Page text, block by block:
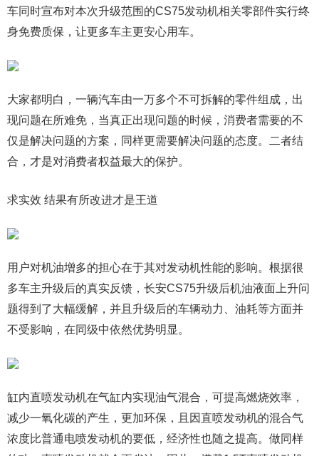
车同时宣布对本次升级范围的CS75发动机相关零部件实行终
身免费质保，让更多车主更安心用车。
大家都明白，一辆汽车由一万多个不可拆解的零件组成，出
现问题在所难免，当真正出现问题的时候，消费者需要的不
仅是解决问题的方案，同样更需要解决问题的态度。二者结
合，才是对消费者权益最大的保护。
求实效 结果有所改进才是王道
用户对机油增多的担心在于其对发动机性能的影响。根据很
多车主升级后的真实反馈，长安CS75升级后机油液面上升问
题得到了大幅缓解，并且升级后的车辆动力、油耗等方面并
不受影响，在同级中依然优势明显。
缸内直喷发动机在气缸内实现油气混合，可提高燃烧效率，
减少一氧化碳的产生，更加环保，且因直喷发动机的混合气
浓度比普通电喷发动机的要低，经济性也随之提高。做同样